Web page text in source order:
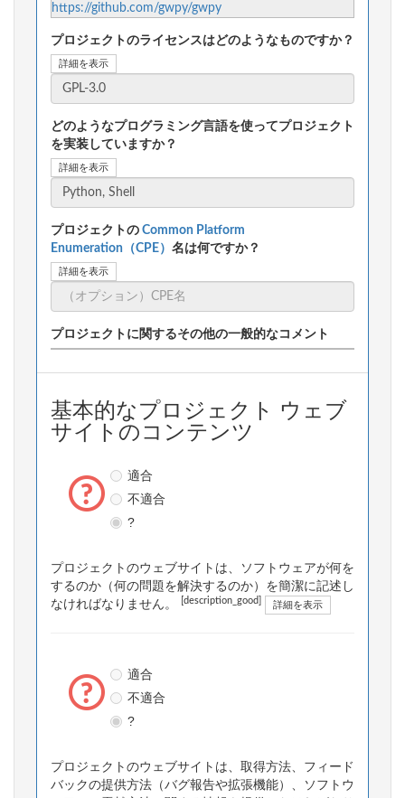
https://github.com/gwpy/gwpy
プロジェクトのライセンスはどのようなものですか？
詳細を表示
どのようなプログラミング言語を使ってプロジェクト
を実装していますか？
詳細を表示
プロジェクトの Common Platform
Enumeration（CPE） 名は何ですか？
詳細を表示
プロジェクトに関するその他の一般的なコメント
基本的なプロジェクト ウェブ
サイトのコンテンツ
適合
不適合
?
プロジェクトのウェブサイトは、ソフトウェアが何を
するのか（何の問題を解決するのか）を簡潔に記述し
なければなりません。
[description_good] 詳細を表示
適合
不適合
?
プロジェクトのウェブサイトは、取得方法、フィード
バックの提供方法（バグ報告や拡張機能）、ソフトウ